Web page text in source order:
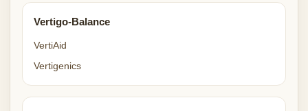
Vertigo-Balance
VertiAid
Vertigenics